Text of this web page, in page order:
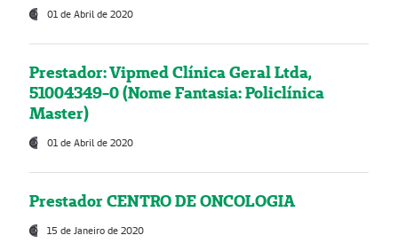
01 de Abril de 2020
Prestador: Vipmed Clínica Geral Ltda,
51004349-0 (Nome Fantasia: Policlínica
Master)
01 de Abril de 2020
Prestador CENTRO DE ONCOLOGIA
15 de Janeiro de 2020